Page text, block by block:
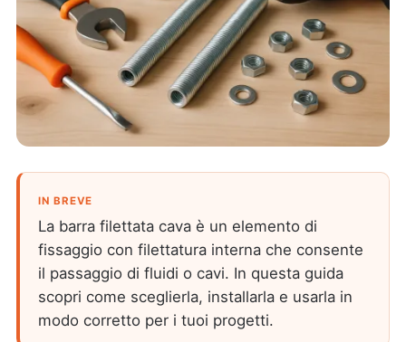
IN BREVE
La barra filettata cava è un elemento di
fissaggio con filettatura interna che consente
il passaggio di fluidi o cavi. In questa guida
scopri come sceglierla, installarla e usarla in
modo corretto per i tuoi progetti.